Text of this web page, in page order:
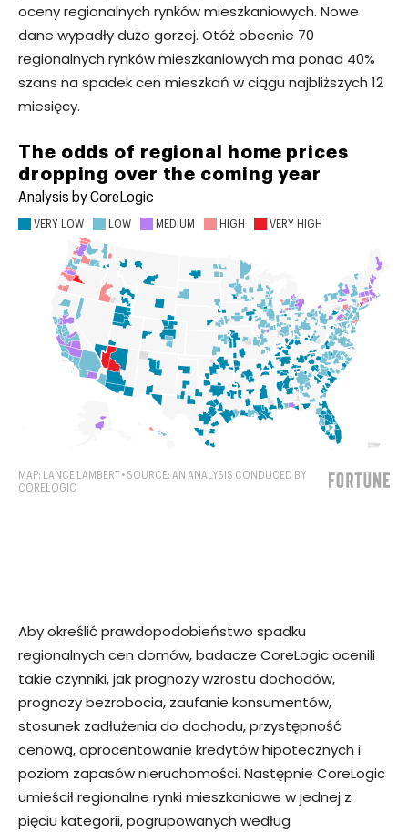
oceny regionalnych rynków mieszkaniowych. Nowe
dane wypadły dużo gorzej. Otóż obecnie 70
regionalnych rynków mieszkaniowych ma ponad 40%
szans na spadek cen mieszkań w ciągu najbliższych 12
miesięcy.
Aby określić prawdopodobieństwo spadku
regionalnych cen domów, badacze CoreLogic ocenili
takie czynniki, jak prognozy wzrostu dochodów,
prognozy bezrobocia, zaufanie konsumentów,
stosunek zadłużenia do dochodu, przystępność
cenową, oprocentowanie kredytów hipotecznych i
poziom zapasów nieruchomości. Następnie CoreLogic
umieścił regionalne rynki mieszkaniowe w jednej z
pięciu kategorii, pogrupowanych według